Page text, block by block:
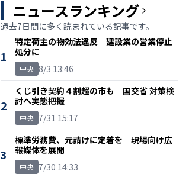
ニュースランキング
過去7日間に多く読まれている記事です。
1
特定荷主の物効法違反 建設業の営業停止
処分に
中央 8/3 13:46
2
くじ引き契約４割超の市も 国交省 対策検
討へ実態把握
中央 7/31 15:17
3
標準労務費、元請けに定着を 現場向け広
報媒体を展開
中央 7/30 14:33